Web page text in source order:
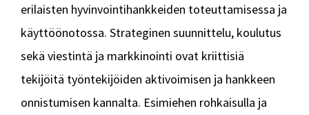
erilaisten hyvinvointihankkeiden toteuttamisessa ja
käyttöönotossa. Strateginen suunnittelu, koulutus
sekä viestintä ja markkinointi ovat kriittisiä
tekijöitä työntekijöiden aktivoimisen ja hankkeen
onnistumisen kannalta. Esimiehen rohkaisulla ja